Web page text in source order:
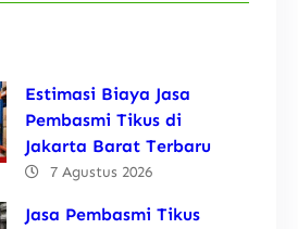
Estimasi Biaya Jasa
Pembasmi Tikus di
Jakarta Barat Terbaru
7 Agustus 2026
Jasa Pembasmi Tikus